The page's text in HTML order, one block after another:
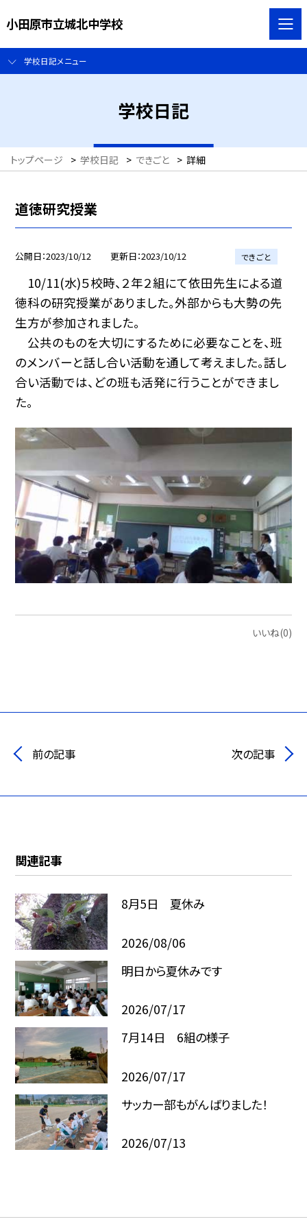
小田原市立城北中学校
学校日記メニュー
学校日記
トップページ > 学校日記 > できごと > 詳細
道徳研究授業
公開日 2023/10/12 更新日 2023/10/12 できごと
10/11(水)５校時、２年２組にて依田先生による道
徳科の研究授業がありました。外部からも大勢の先
生方が参加されました。
公共のものを大切にするために必要なことを、班
のメンバーと話し合い活動を通して考えました。話し
合い活動では、どの班も活発に行うことができまし
た。
いいね(0)
前の記事 次の記事
関連記事
8月5日 夏休み
2026/08/06
明日から夏休みです
2026/07/17
7月14日 6組の様子
2026/07/17
サッカー部もがんばりました！
2026/07/13